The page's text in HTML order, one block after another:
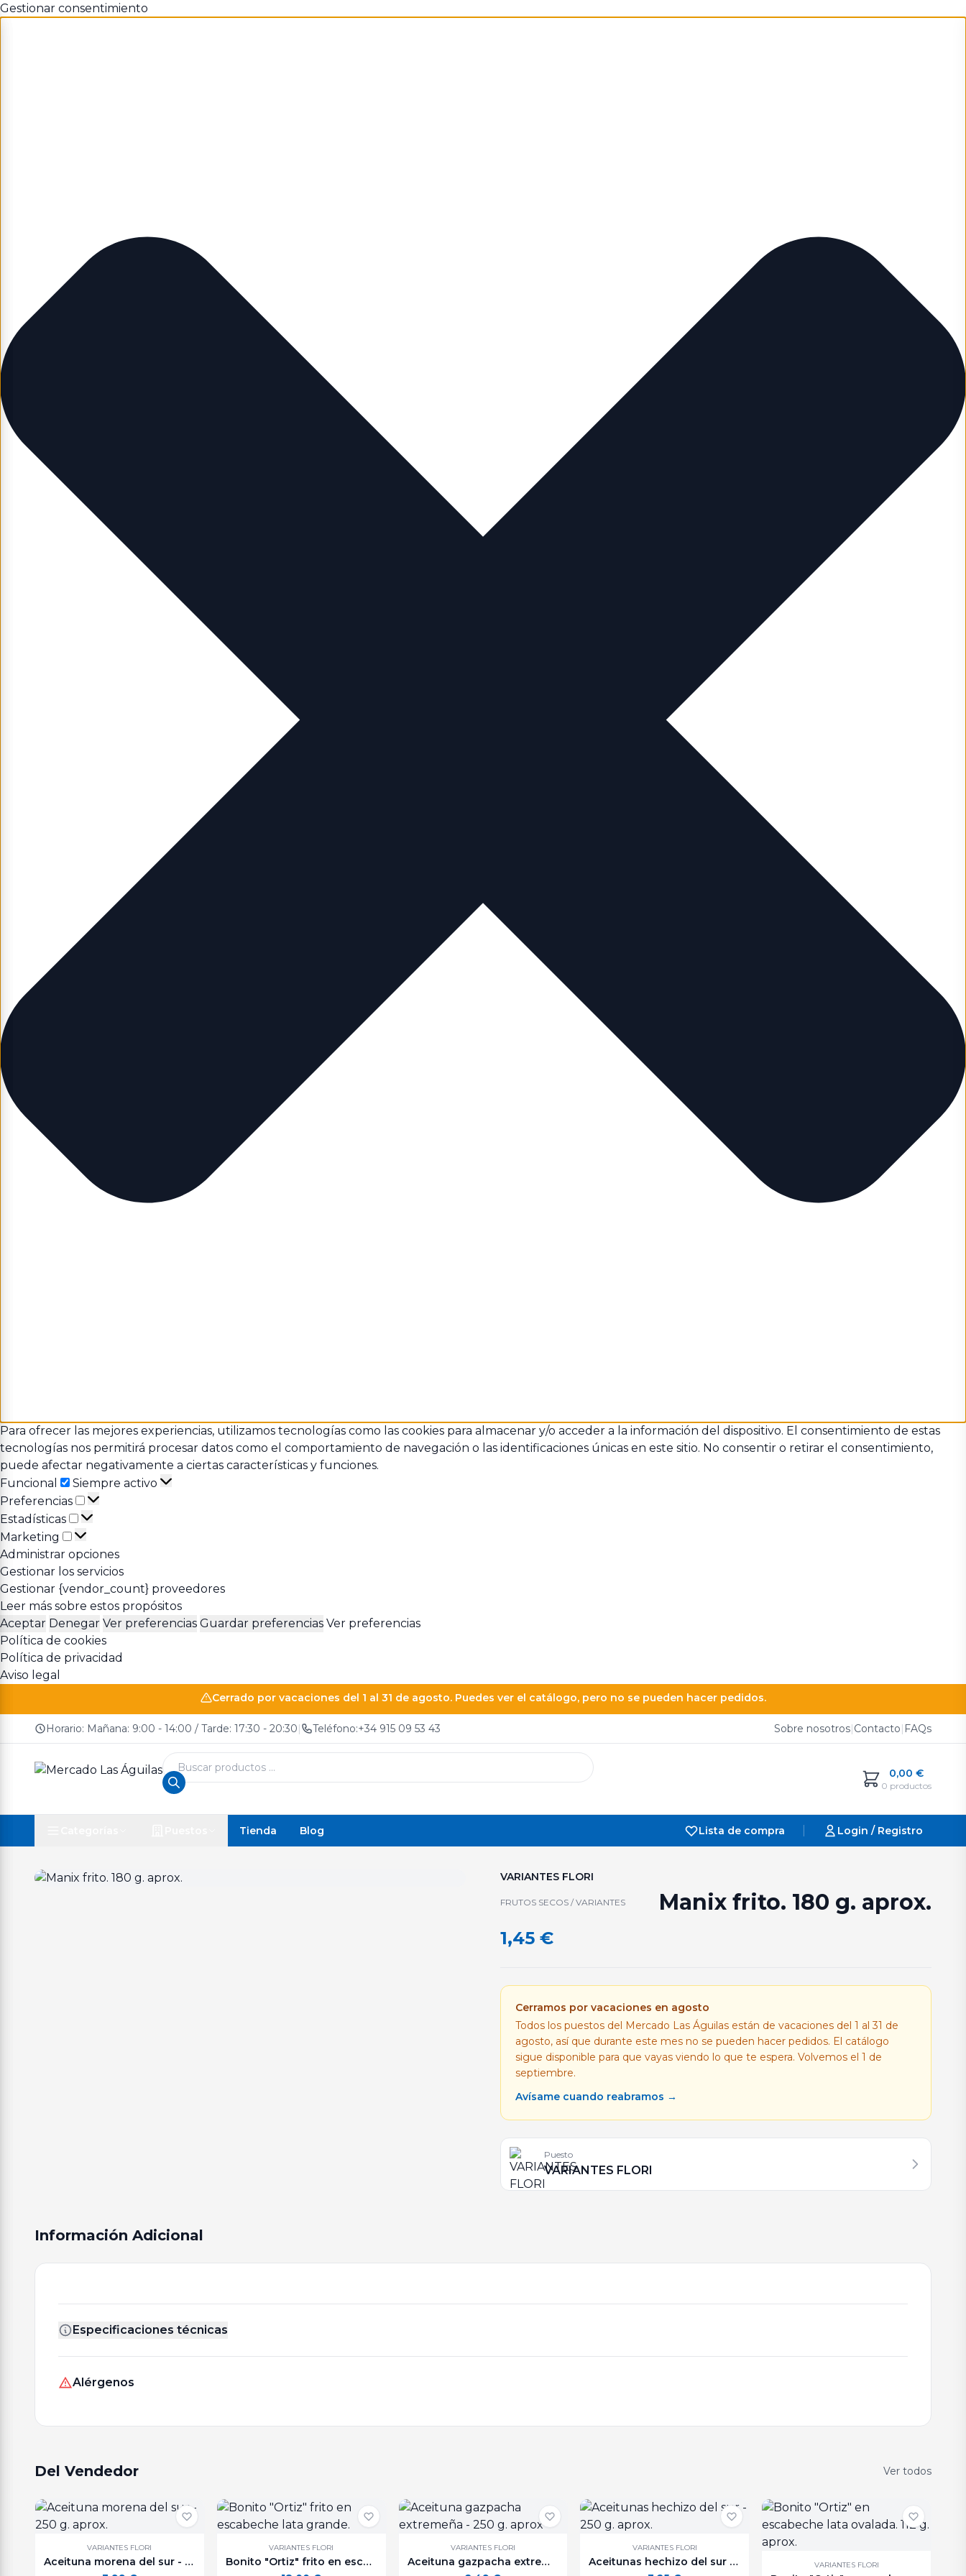
Gestionar consentimiento
Para ofrecer las mejores experiencias, utilizamos tecnologías como las cookies para almacenar y/o acceder a la información del dispositivo. El consentimiento de estas
tecnologías nos permitirá procesar datos como el comportamiento de navegación o las identificaciones únicas en este sitio. No consentir o retirar el consentimiento,
puede afectar negativamente a ciertas características y funciones.
Funcional
Funcional
Siempre activo
Preferencias
Preferencias
Estadísticas
Estadísticas
Marketing
Marketing
Administrar opciones
Gestionar los servicios
Gestionar {vendor_count} proveedores
Leer más sobre estos propósitos
Aceptar Denegar Ver preferencias Guardar preferencias Ver preferencias
Política de cookies
Política de privacidad
Aviso legal
Cerrado por vacaciones del 1 al 31 de agosto. Puedes ver el catálogo, pero no se pueden hacer pedidos.
Horario: Mañana: 9:00 - 14:00 / Tarde: 17:30 - 20:30 Teléfono:+34 915 09 53 43 Sobre nosotros Contacto FAQs
Búsqueda
de
productos
0,00 €
0 productos
Tienda Blog Lista de compra Login / Registro
VARIANTES FLORI
FRUTOS SECOS / VARIANTES Manix frito. 180 g. aprox.
1,45 €
Cerramos por vacaciones en agosto
Todos los puestos del Mercado Las Águilas están de vacaciones del 1 al 31 de
agosto, así que durante este mes no se pueden hacer pedidos. El catálogo
sigue disponible para que vayas viendo lo que te espera. Volvemos el 1 de
septiembre.
Avísame cuando reabramos →
Puesto
VARIANTES FLORI
Información Adicional
Especificaciones técnicas
Alérgenos
Del Vendedor Ver todos
VARIANTES FLORI
Aceituna morena del sur - 250 g. aprox.
VARIANTES FLORI
Bonito "Ortiz" frito en escabeche lata grande.
VARIANTES FLORI
Aceituna gazpacha extremeña - 250 g. aprox
VARIANTES FLORI
Aceitunas hechizo del sur - 250 g. aprox.
VARIANTES FLORI